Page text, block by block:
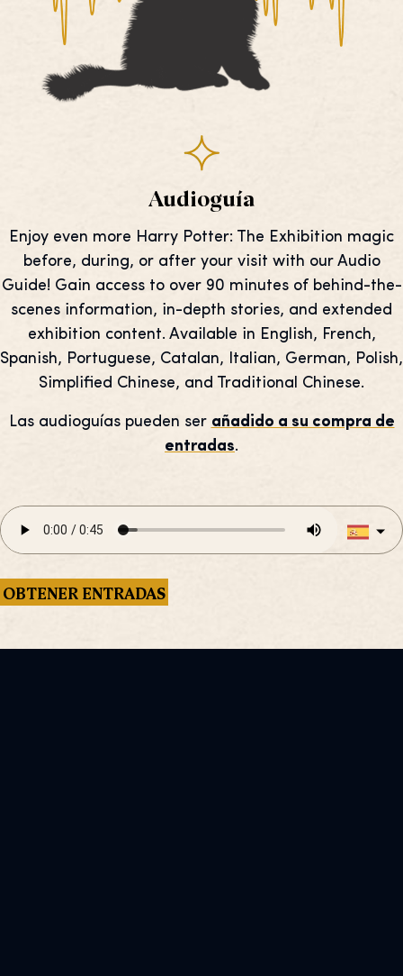
Audioguía
Enjoy even more Harry Potter: The Exhibition magic
before, during, or after your visit with our Audio
Guide! Gain access to over 90 minutes of behind-the-
scenes information, in-depth stories, and extended
exhibition content. Available in English, French,
Spanish, Portuguese, Catalan, Italian, German, Polish,
Simplified Chinese, and Traditional Chinese.
Las audioguías pueden ser añadido a su compra de
entradas.
OBTENER ENTRADAS